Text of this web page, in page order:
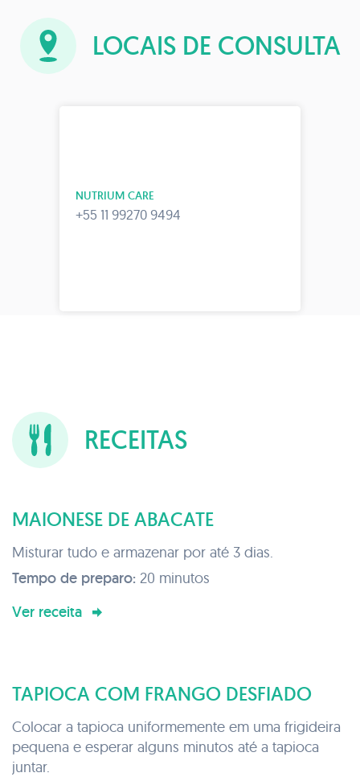
LOCAIS DE CONSULTA
NUTRIUM CARE
+55 11 99270 9494
RECEITAS
MAIONESE DE ABACATE
Misturar tudo e armazenar por até 3 dias.
Tempo de preparo: 20 minutos
Ver receita
TAPIOCA COM FRANGO DESFIADO
Colocar a tapioca uniformemente em uma frigideira
pequena e esperar alguns minutos até a tapioca
juntar.